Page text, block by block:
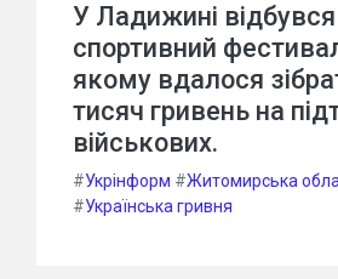
У Ладижині
спортивний
якому вдалося
тисяч гривень на
військових.
#Укрінформ #Житомирська
#Українська гривня